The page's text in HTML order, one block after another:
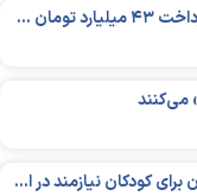
آموزش یک مهارت کاربردی به زندانیان بوشهر / پرداخت ۴۳ میلیارد تومان تسهیلات خوداشتغالی
روایت ۶۰ سال همکاری دانشگاه، خیریه و داوطلبان برای کودکان نیازمند در استرالیا